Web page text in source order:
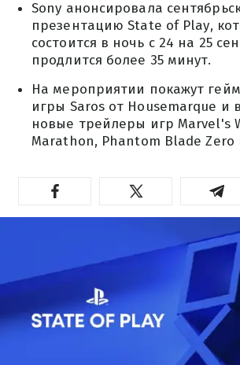
Sony анонсировала
презентацию State of Play,
состоится в ночь с 24 на 25
продлится более 35 минут.
На мероприятии покажут
игры Saros от Housemarque и
новые трейлеры игр Marvel's
Marathon, Phantom Blade Zero